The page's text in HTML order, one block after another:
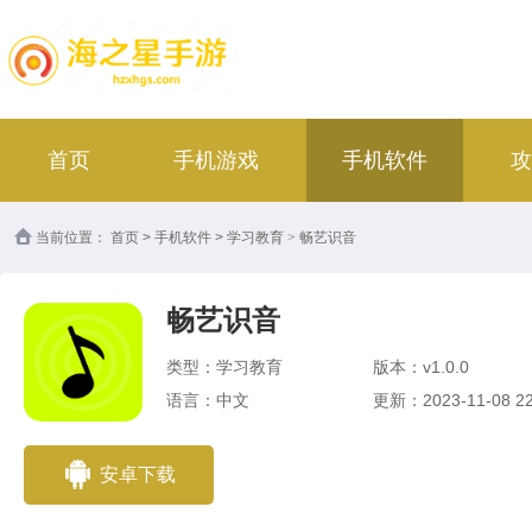
首页 手机游戏 手机软件
当前位置： 首页 > 手机软件 > 学习教育 > 畅艺识音
畅艺识音
类型：学习教育
版本：v1.0.0
语言：中文
更新：2023-11-08
安卓下载